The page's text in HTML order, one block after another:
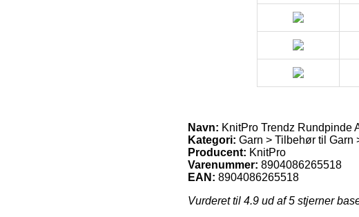
Navn: KnitPro Trendz Rundpinde
Kategori: Garn > Tilbehør til Garn
Producent: KnitPro
Varenummer: 8904086265518
EAN: 8904086265518
Vurderet til 4.9 ud af 5 stjerner